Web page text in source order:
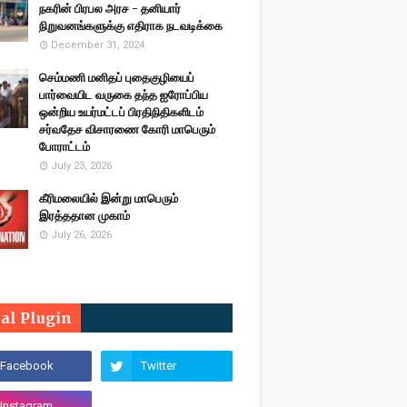
நகரின் பிரபல அரச - தனியார்
நிறுவனங்களுக்கு எதிராக நடவடிக்கை
December 31, 2024
செம்மணி மனிதப் புதைகுழியைப்
பார்வையிட வருகை தந்த ஐரோப்பிய
ஒன்றிய உயர்மட்டப் பிரதிநிதிகளிடம்
சர்வதேச விசாரணை கோரி மாபெரும்
போராட்டம்
July 23, 2026
கீரிமலையில் இன்று மாபெரும்
இரத்ததான முகாம்
July 26, 2026
Plugin